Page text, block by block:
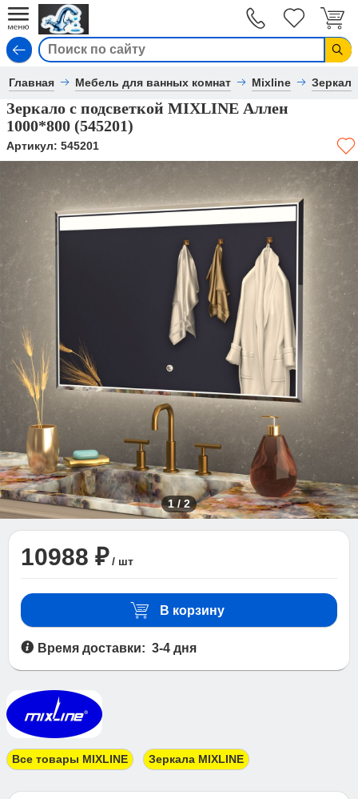
Главная Мебель для ванных комнат Mixline Зеркала
Зеркало с подсветкой MIXLINE Аллен
1000*800 (545201)
Артикул: 545201
1/ 2
10988 ₽ / шт
В корзину
Время доставки: 3-4 дня
Все товары MIXLINE Зеркала MIXLINE